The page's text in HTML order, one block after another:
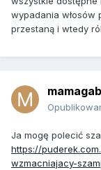
wypadania włosów
przestaną i wtedy
Ja mogę polecić
https://
wzmacniajacy-